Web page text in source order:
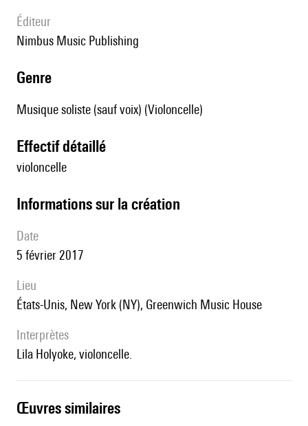
éditeur
Nimbus Music Publishing
genre
Musique soliste (sauf voix) (Violoncelle)
effectif détaillé
violoncelle
informations sur la création
date
5 février 2017
lieu
États-Unis, New York (NY), Greenwich Music House
interprètes
Lila Holyoke, violoncelle.
œuvres similaires